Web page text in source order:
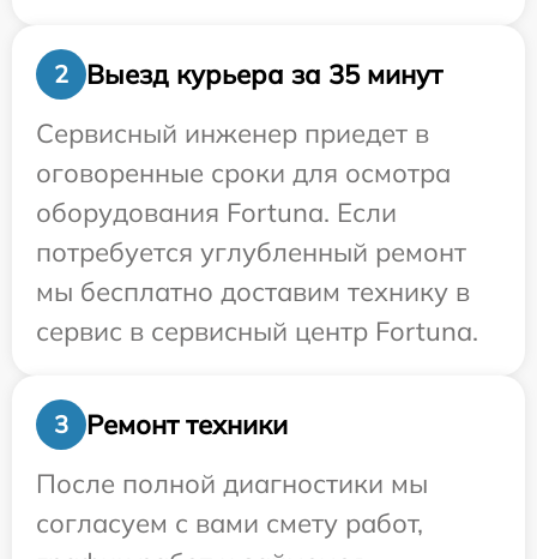
2
Выезд курьера за 35 минут
Сервисный инженер приедет в
оговоренные сроки для осмотра
оборудования Fortuna. Если
потребуется углубленный ремонт
мы бесплатно доставим технику в
сервис в сервисный центр Fortuna.
3
Ремонт техники
После полной диагностики мы
согласуем с вами смету работ,